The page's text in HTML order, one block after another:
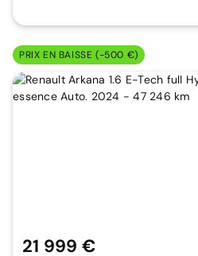
PRIX EN BAISSE (-500 €)
21 999 €